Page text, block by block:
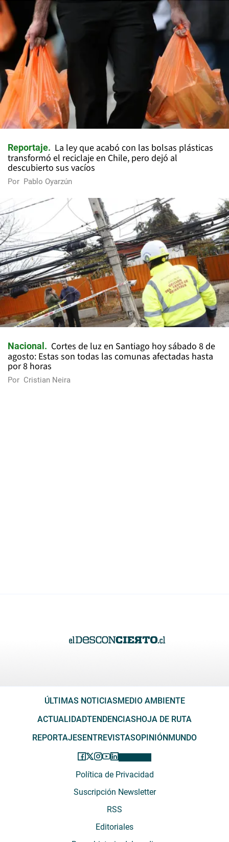
Reportaje
La ley que acabó con las bolsas plásticas
transformó el reciclaje en Chile, pero dejó al
descubierto sus vacíos
Por Pablo Oyarzún
Nacional
Cortes de luz en Santiago hoy sábado 8 de
agosto: Estas son todas las comunas afectadas hasta
por 8 horas
Por Cristian Neira
ÚLTIMAS NOTICIASMEDIO AMBIENTE
ACTUALIDADTENDENCIASHOJA DE RUTA
REPORTAJESENTREVISTASOPINIÓNMUNDO
Política de Privacidad
Suscripción Newsletter
RSS
Editoriales